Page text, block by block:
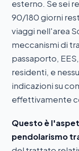
esterno. Se sei
90/180 giorni
viaggi nell'area
meccanismi di
passaporto,
residenti, e
indicazioni su
effettivamente
Questo è
pendolarismo